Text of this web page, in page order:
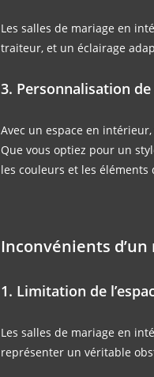
Les salles de mariage en
traiteur, et un éclairage
3. Personnalisation de
Avec un espace en
Que vous optiez pour un
les couleurs et les éléments
Inconvénients
1. Limitation de
Les salles de mariage en
représenter un véritable